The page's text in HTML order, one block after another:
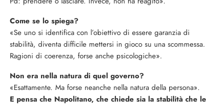
Come se lo spiega?
«Se uno si identifica con l’obiettivo di essere garanzia di
stabilità, diventa difficile mettersi in gioco su una scommessa.
Ragioni di coerenza, forse anche psicologiche».
Non era nella natura di quel governo?
«Esattamente. Ma forse neanche nella natura della persona».
E pensa che Napolitano, che chiede sia la stabilità che le